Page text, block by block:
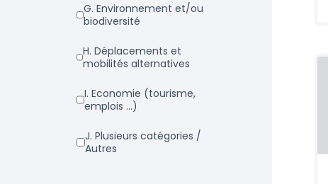
g. Environnement et/ou
biodiversité
h. Déplacements et
mobilités alternatives
i. Economie (tourisme,
emplois ...)
j. Plusieurs catégories /
Autres